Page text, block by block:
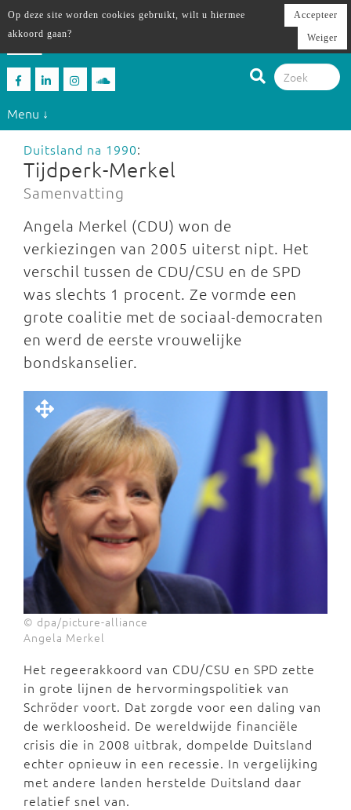
Menu ↓
Duitsland na 1990:
Tijdperk-Merkel
Samenvatting
Angela Merkel (CDU) won de
verkiezingen van 2005 uiterst nipt. Het
verschil tussen de CDU/CSU en de SPD
was slechts 1 procent. Ze vormde een
grote coalitie met de sociaal-democraten
en werd de eerste vrouwelijke
bondskanselier.
© dpa/picture-alliance
Angela Merkel
Het regeerakkoord van CDU/CSU en SPD zette
in grote lijnen de hervormingspolitiek van
Schröder voort. Dat zorgde voor een daling van
de werkloosheid. De wereldwijde financiële
crisis die in 2008 uitbrak, dompelde Duitsland
echter opnieuw in een recessie. In vergelijking
met andere landen herstelde Duitsland daar
relatief snel van.
Op deze site worden cookies gebruikt, wilt u hiermee
akkoord gaan?
Accepteer
Weiger